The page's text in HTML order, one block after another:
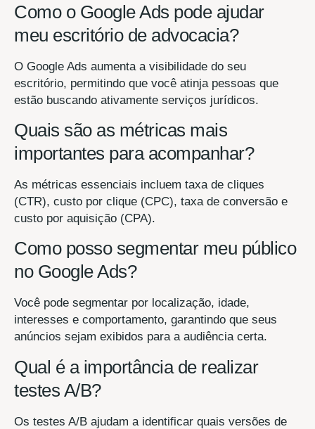
Como o Google Ads pode ajudar
meu escritório de advocacia?
O Google Ads aumenta a visibilidade do seu
escritório, permitindo que você atinja pessoas que
estão buscando ativamente serviços jurídicos.
Quais são as métricas mais
importantes para acompanhar?
As métricas essenciais incluem taxa de cliques
(CTR), custo por clique (CPC), taxa de conversão e
custo por aquisição (CPA).
Como posso segmentar meu público
no Google Ads?
Você pode segmentar por localização, idade,
interesses e comportamento, garantindo que seus
anúncios sejam exibidos para a audiência certa.
Qual é a importância de realizar
testes A/B?
Os testes A/B ajudam a identificar quais versões de